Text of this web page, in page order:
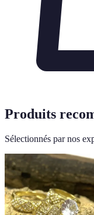
Produits
Sélectionnés par nos